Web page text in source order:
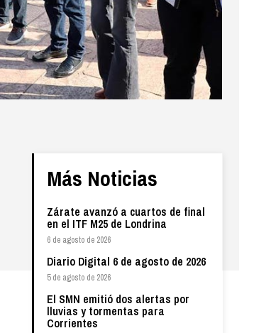
Más Noticias
Zárate avanzó a cuartos de final
en el ITF M25 de Londrina
6 de agosto de 2026
Diario Digital 6 de agosto de 2026
5 de agosto de 2026
El SMN emitió dos alertas por
lluvias y tormentas para
Corrientes